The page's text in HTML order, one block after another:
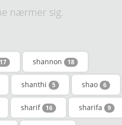
nærmer sig.
17 shannon 18
shanthi 5 shao 6
sharif 16 sharifa 9